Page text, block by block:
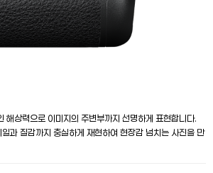
상력으로 이미지의 주변부까지 선명하게 표현합니다.
과 질감까지 충실하게 재현하여 현장감 넘치는 사진을 만